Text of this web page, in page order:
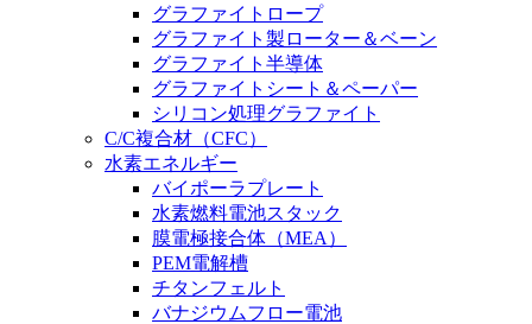
グラファイトロープ
グラファイト製ローター＆ベーン
グラファイト半導体
グラファイトシート＆ペーパー
シリコン処理グラファイト
C/C複合材（CFC）
水素エネルギー
バイポーラプレート
水素燃料電池スタック
膜電極接合体（MEA）
PEM電解槽
チタンフェルト
バナジウムフロー電池